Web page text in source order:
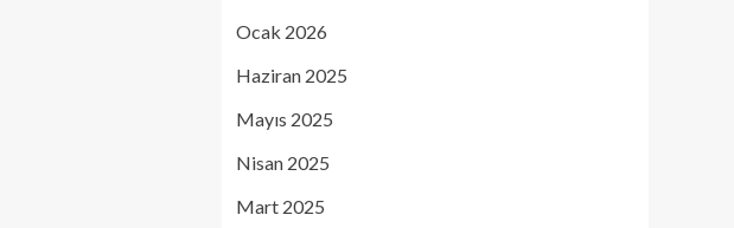
Ocak 2026
Haziran 2025
Mayıs 2025
Nisan 2025
Mart 2025